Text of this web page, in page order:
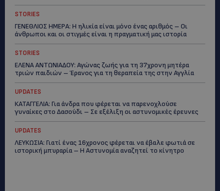
STORIES
ΓΕΝΕΘΛΙΟΣ ΗΜΕΡΑ: Η ηλικία είναι μόνο ένας αριθμός – Οι
άνθρωποι και οι στιγμές είναι η πραγματική μας ιστορία
STORIES
ΕΛΕΝΑ ΑΝΤΩΝΙΑΔΟΥ: Αγώνας ζωής για τη 37χρονη μητέρα
τριών παιδιών – Έρανος για τη θεραπεία της στην Αγγλία
UPDATES
ΚΑΤΑΓΓΕΛΙΑ: Για άνδρα που φέρεται να παρενοχλούσε
γυναίκες στο Δασούδι – Σε εξέλιξη οι αστυνομικές έρευνες
UPDATES
ΛΕΥΚΩΣΙΑ: Γιατί ένας 16χρονος φέρεται να έβαλε φωτιά σε
ιστορική μπυραρία – Η Αστυνομία αναζητεί το κίνητρο